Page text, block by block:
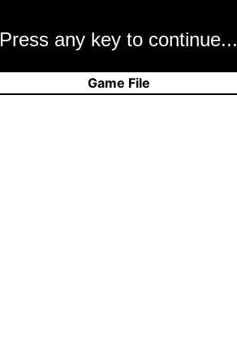
Press any key to continue...
Game File